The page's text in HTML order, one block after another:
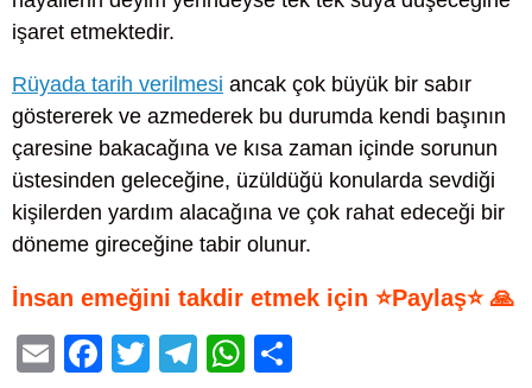
işaret etmektedir.
Rüyada tarih verilmesi ancak çok büyük bir sabır
göstererek ve azmederek bu durumda kendi başının
çaresine bakacağına ve kısa zaman içinde sorunun
üstesinden geleceğine, üzüldüğü konularda sevdiği
kişilerden yardım alacağına ve çok rahat edeceği bir
döneme gireceğine tabir olunur.
İnsan emeğini takdir etmek için ⭐Paylaş⭐ 🙏
E
F
T
T
W